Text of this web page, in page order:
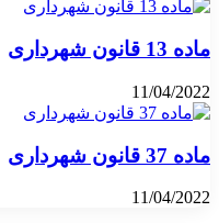
ماده 13 قانون شهرداری
11/04/2022
ماده 37 قانون شهرداری
11/04/2022